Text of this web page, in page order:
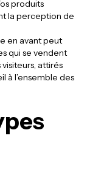
produits
la perception de
en avant peut
qui se vendent
attirés
à l’ensemble des